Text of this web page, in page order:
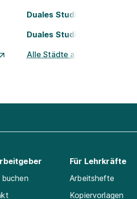
Duales Studium Köln
Duales Studium Nürnberg
Alle Städte ansehen
Für Lehrkräfte
Arbeitshefte
Kopiervorlagen